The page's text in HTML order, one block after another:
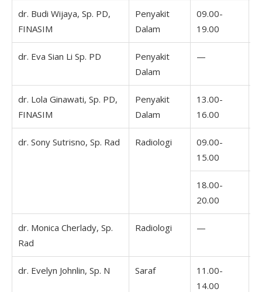
dr. Budi Wijaya, Sp. PD,
FINASIM
Penyakit
Dalam
09.00-
19.00
dr. Eva Sian Li Sp. PD
Penyakit
Dalam
—
dr. Lola Ginawati, Sp. PD,
FINASIM
Penyakit
Dalam
13.00-
16.00
dr. Sony Sutrisno, Sp. Rad Radiologi
09.00-
15.00
18.00-
20.00
dr. Monica Cherlady, Sp.
Rad
Radiologi —
dr. Evelyn Johnlin, Sp. N Saraf
11.00-
14.00